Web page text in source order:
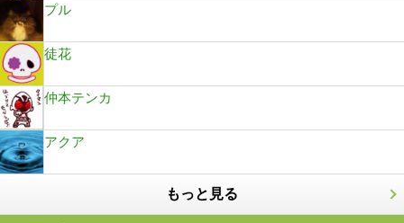
プル
徒花
仲本テンカ
アクア
もっと見る